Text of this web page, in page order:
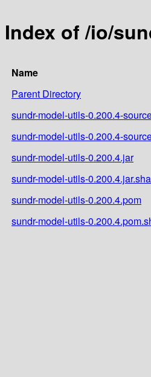
Index of /io/
Name
Parent Directory
sundr-model-utils-0.200.4-
sundr-model-utils-0.200.4-
sundr-model-utils-0.200.4.jar
sundr-model-utils-
sundr-model-utils-0.200.4.pom
sundr-model-utils-